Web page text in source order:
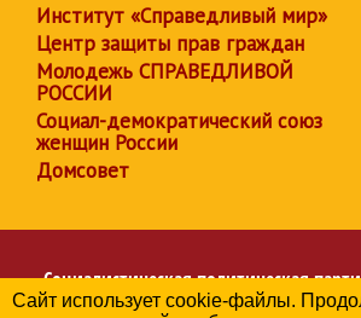
Институт «Справедливый мир»
Центр защиты прав граждан
Молодежь СПРАВЕДЛИВОЙ
РОССИИ
Социал-демократический союз
женщин России
Домсовет
Социалистическая политическая
РОССИЯ
Сайт использует cookie-файлы.